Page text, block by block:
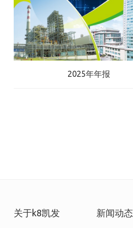
2025年年报
关于k8凯发 新闻动态